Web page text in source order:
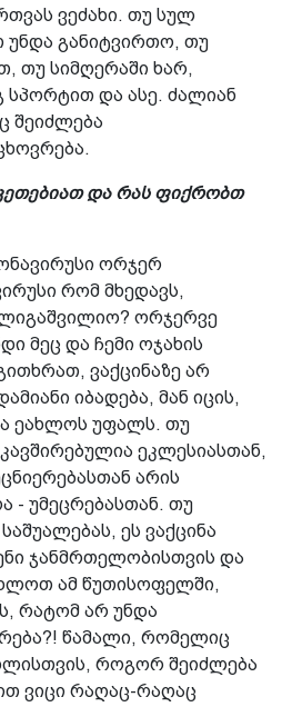
ვეძახი. თუ სულ
უნდა განიტვირთო, თუ
თუ სიმღერაში ხარ,
და ასე. ძალიან
შეიძლება
და რას ფიქრობთ
ორჯერ
რომ მხედავს,
ორჯერვე
მეც და ჩემი ოჯახის
ვაქცინაზე არ
იბადება, მან იცის,
ეახლოს უფალს. თუ
ეკლესიასთან,
არის
- უმეცრებასთან. თუ
ეს ვაქცინა
ჯანმრთელობისთვის და
ამ წუთისოფელში,
რატომ არ უნდა
წამალი, რომელიც
როგორ შეიძლება
ვიცი რაღაც-რაღაც